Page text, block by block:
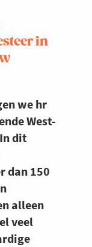
in
we hr
West-
dit
dan 150
alleen
veel